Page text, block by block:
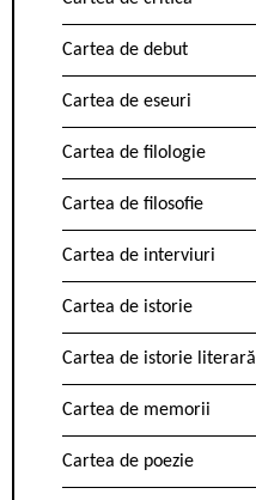
Cartea de debut
Cartea de eseuri
Cartea de filologie
Cartea de filosofie
Cartea de interviuri
Cartea de istorie
Cartea de istorie literară
Cartea de memorii
Cartea de poezie